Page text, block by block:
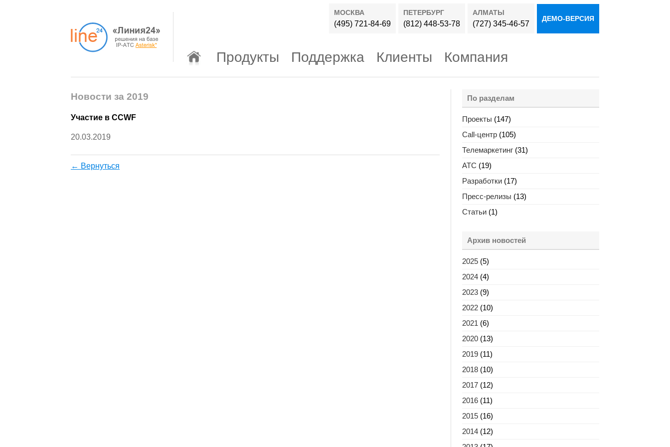
МОСКВА
(495) 721-84-69
ПЕТЕРБУРГ
(812) 448-53-78
АЛМАТЫ
(727) 345-46-57
ДЕМО-ВЕРСИЯ
Продукты Поддержка Клиенты Компания
Новости за 2019
Участие в CCWF
20.03.2019
← Вернуться
По разделам
Проекты (147)
Call-центр (105)
Телемаркетинг (31)
АТС (19)
Разработки (17)
Пресс-релизы (13)
Статьи (1)
Архив новостей
2025 (5)
2024 (4)
2023 (9)
2022 (10)
2021 (6)
2020 (13)
2019 (11)
2018 (10)
2017 (12)
2016 (11)
2015 (16)
2014 (12)